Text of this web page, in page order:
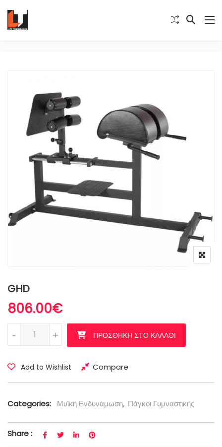
GHD
806.00€
GHD ποσότητα
+
- ΠΡΟΣΘΉΚΗ ΣΤΟ ΚΑΛΆΘΙ
Add to Wishlist Compare
Categories: Μυϊκή Ενδυνάμωση, Πάγκοι Γυμναστικής
Share :